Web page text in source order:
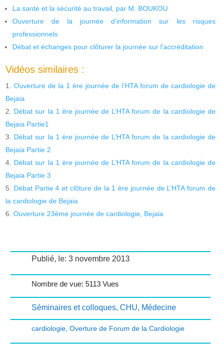
La santé et la sécurité au travail, par M. BOUKOU
Ouverture de la journée d’information sur les risques
professionnels
Débat et échanges pour clôturer la journée sur l’accréditation
Vidéos similaires :
Ouverture de la 1 ère journée de l’HTA forum de cardiologie de
Bejaia
Débat sur la 1 ère journée de L’HTA forum de la cardiologie de
Bejaia Partie1
Débat sur la 1 ère journée de L’HTA forum de la cardiologie de
Bejaia Partie 2
Débat sur la 1 ère journée de L’HTA forum de la cardiologie de
Bejaia Partie 3
Débat Partie 4 et clôture de la 1 ère journée de L’HTA forum de
la cardiologie de Bejaia
Ouverture 23ème journée de cardiologie, Bejaia
Publié, le: 3 novembre 2013
Nombre de vue: 5113 Vues
Séminaires et colloques, CHU, Médecine
cardiologie, Overture de Forum de la Cardiologie